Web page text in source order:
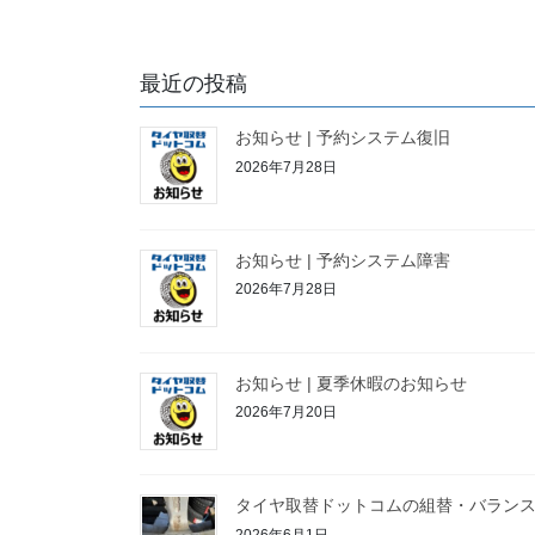
の
ペ
ー
ジ
り
最近の投稿
お知らせ | 予約システム復旧
2026年7月28日
お知らせ | 予約システム障害
2026年7月28日
お知らせ | 夏季休暇のお知らせ
2026年7月20日
タイヤ取替ドットコムの組替・バラン